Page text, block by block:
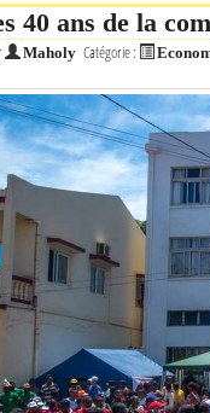
40 ans de la
Maholy Catégorie :